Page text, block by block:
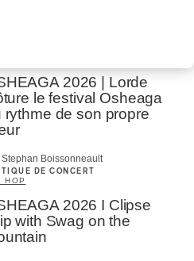
2026 | Lorde
le festival Osheaga
rythme de son propre
Stephan Boissonneault
DE CONCERT
HOP
2026 I Clipse
with Swag on the